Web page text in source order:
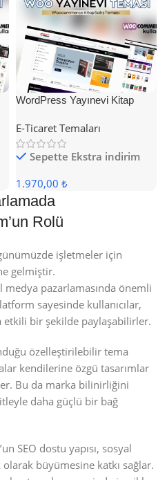
WordPress Yayınevi Kitap
E-Ticaret Temaları
Sepette Ekstra indirim
1.970,00 ₺
Rolü
işletmeler için
gelmiştir.
pazarlamasında önemli
sayesinde kullanıcılar,
bir şekilde paylaşabilirler.
özelleştirilebilir tema
kendilerine özgü tasarımlar
Bu da marka bilinirliğini
daha güçlü bir bağ
SEO dostu yapısı, sosyal
büyümesine katkı sağlar.